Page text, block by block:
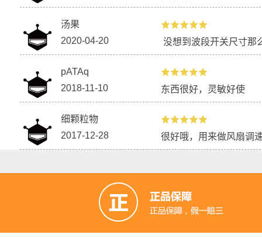
汤果
2020-04-20
没想到波段开关尺寸那
pATAq
2018-11-10
东西很好，灵敏好使
细颗粒物
2017-12-28
很好哦，用来做风扇调